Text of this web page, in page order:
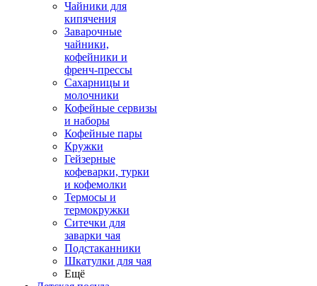
Чайники для
кипячения
Заварочные
чайники,
кофейники и
френч-прессы
Сахарницы и
молочники
Кофейные сервизы
и наборы
Кофейные пары
Кружки
Гейзерные
кофеварки, турки
и кофемолки
Термосы и
термокружки
Ситечки для
заварки чая
Подстаканники
Шкатулки для чая
Ещё